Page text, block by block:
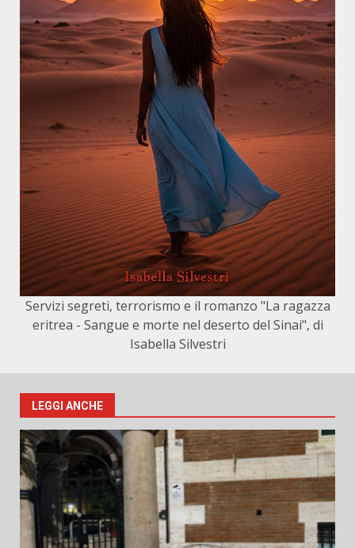
Servizi segreti, terrorismo e il romanzo "La ragazza
eritrea - Sangue e morte nel deserto del Sinai", di
Isabella Silvestri
LEGGI ANCHE